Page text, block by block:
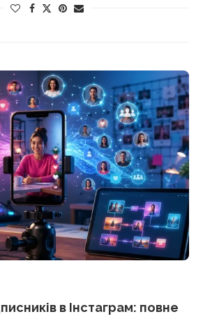
в Інстаграм: повне